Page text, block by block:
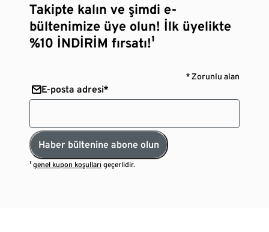
Takipte kalın ve şimdi e-
bültenimize üye olun! İlk üyelikte
%10 İNDİRİM fırsatı!¹
* Zorunlu alan
E-posta adresi*
Haber bültenine abone olun
¹genel kupon koşulları geçerlidir.